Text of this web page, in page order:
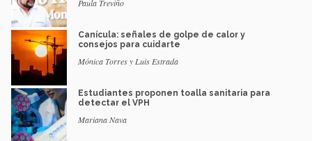
Paula Treviño
Canícula: señales de golpe de calor y
consejos para cuidarte
Mónica Torres y Luis Estrada
Estudiantes proponen toalla sanitaria para
detectar el VPH
Mariana Nava